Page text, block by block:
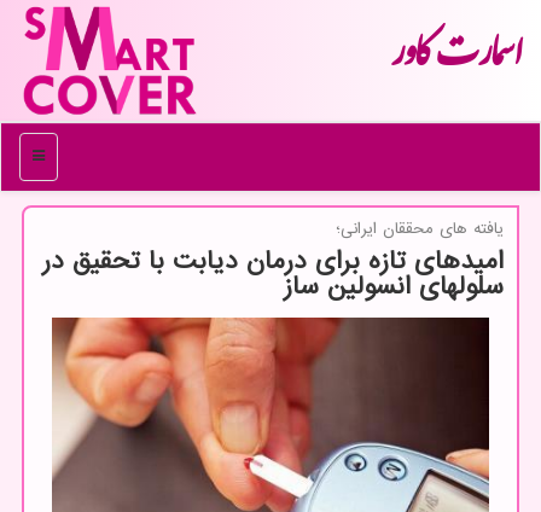
اسمارت كاور
منو
یافته های محققان ایرانی؛
امیدهای تازه برای درمان دیابت با تحقیق در
سلولهای انسولین ساز